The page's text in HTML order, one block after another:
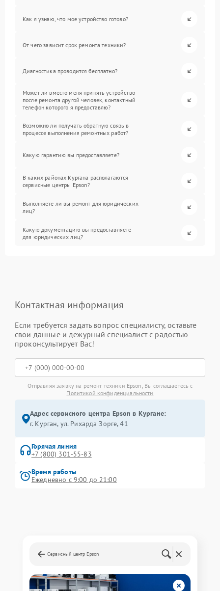
Как я узнаю, что мое устройство готово?
От чего зависит срок ремонта техники?
Диагностика проводится бесплатно?
Может ли вместо меня принять устройство
после ремонта другой человек, контактный
телефон которого я предоставлю?
Возможно ли получать обратную связь в
процессе выполнения ремонтных работ?
Какую гарантию вы предоставляете?
В каких районах Кургана располагаются
сервисные центры Epson?
Выполняете ли вы ремонт для юридических
лиц?
Какую документацию вы предоставляете
для юридических лиц?
Контактная информация
Если требуется задать вопрос специалисту, оставьте
свои данные и дежурный специалист с радостью
проконсультирует Вас!
Отправляя заявку на ремонт техники Epson, Вы соглашаетесь с
Политикой конфиденциальности
Адрес сервисного центра Epson в Кургане:
г. Курган, ул. Рихарда Зорге, 41
Горячая линия
+7 (800) 301-55-83
Время работы
Ежедневно с 9:00 до 21:00
Сервисный центр Epson